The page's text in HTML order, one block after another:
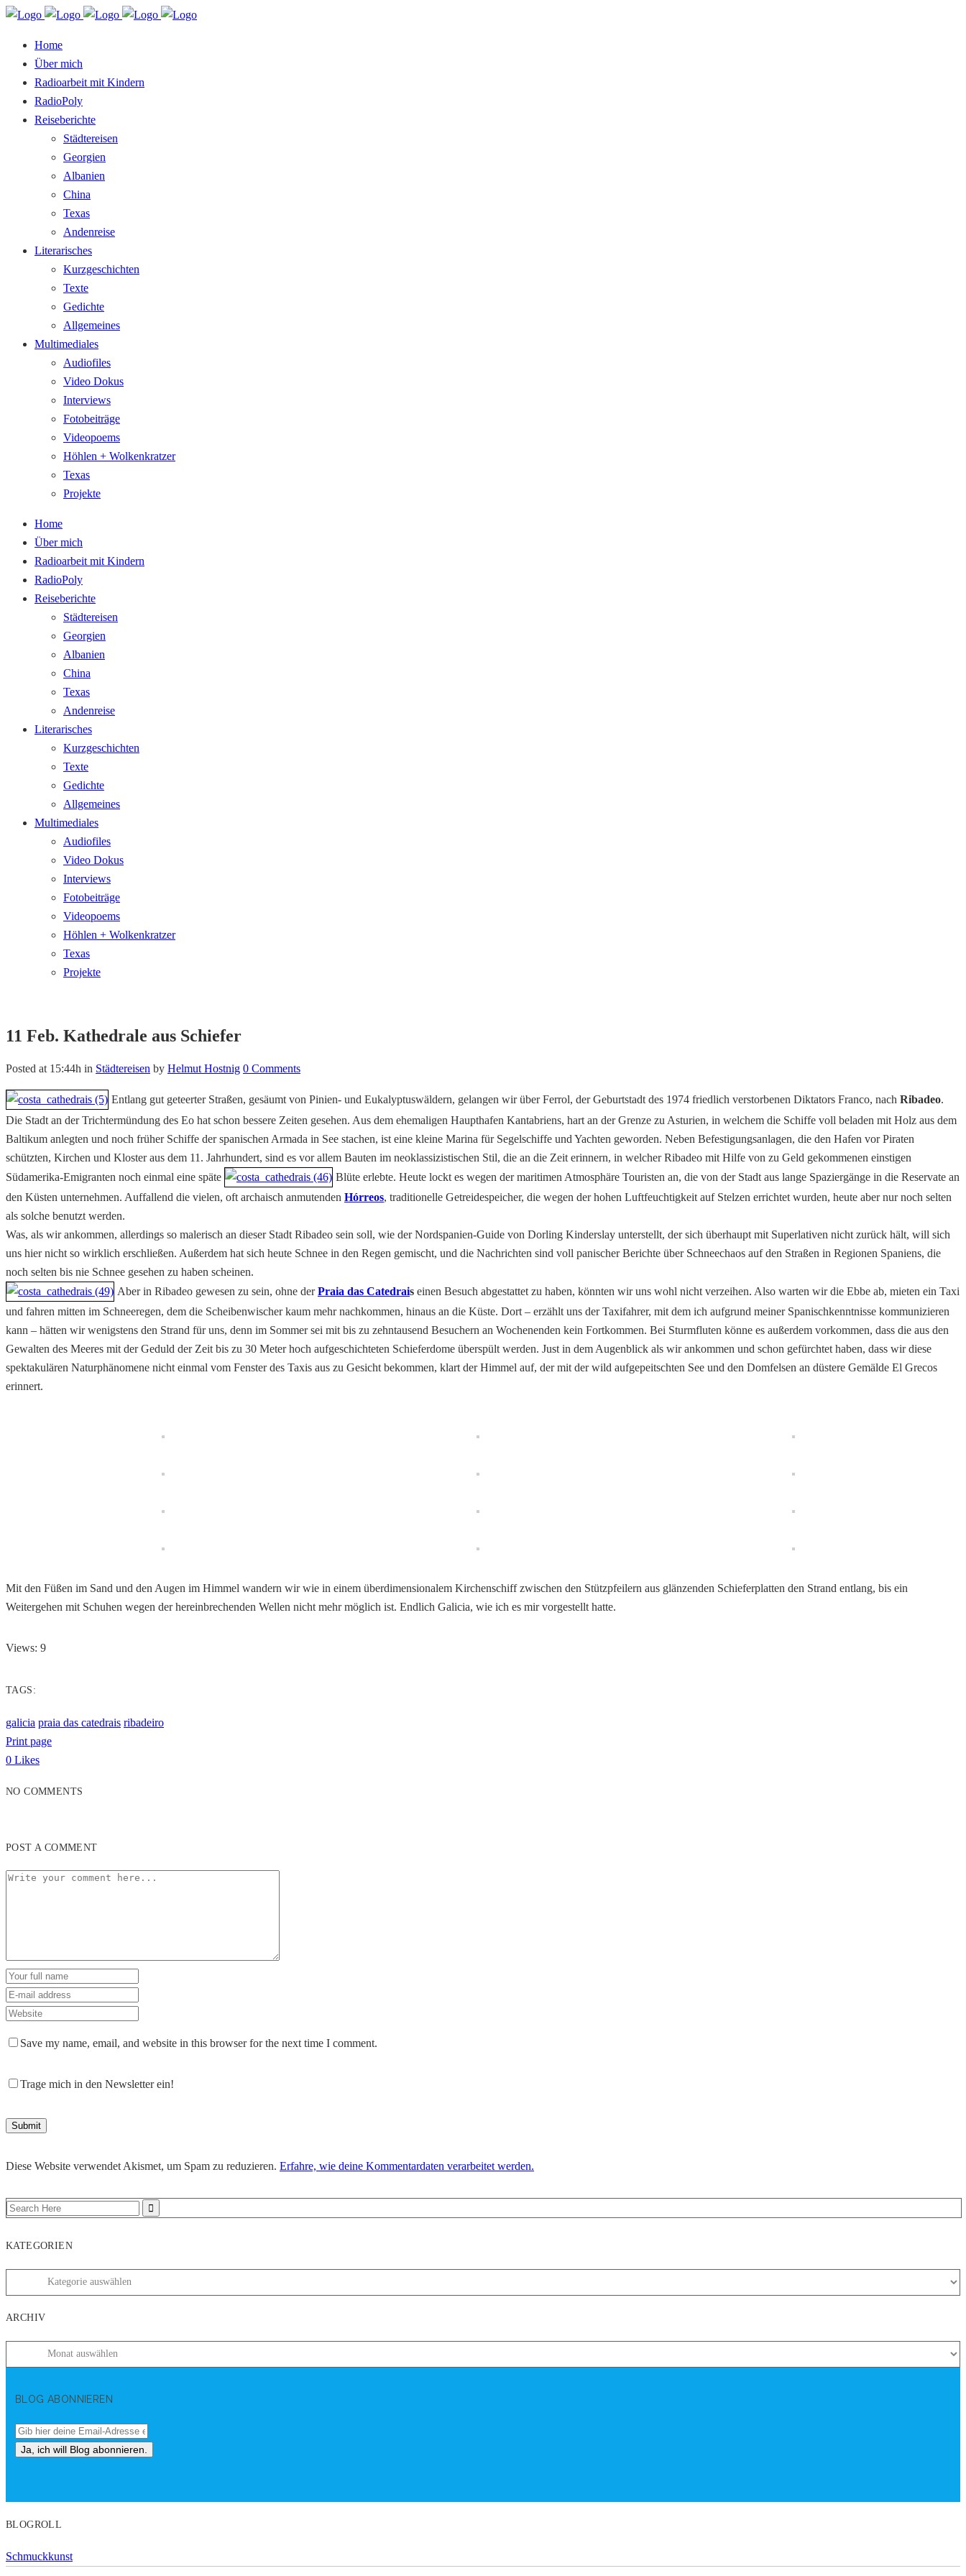
Home
Über mich
Radioarbeit mit Kindern
RadioPoly
Reiseberichte
Städtereisen
Georgien
Albanien
China
Texas
Andenreise
Literarisches
Kurzgeschichten
Texte
Gedichte
Allgemeines
Multimediales
Audiofiles
Video Dokus
Interviews
Fotobeiträge
Videopoems
Höhlen + Wolkenkratzer
Texas
Projekte
Home
Über mich
Radioarbeit mit Kindern
RadioPoly
Reiseberichte
Städtereisen
Georgien
Albanien
China
Texas
Andenreise
Literarisches
Kurzgeschichten
Texte
Gedichte
Allgemeines
Multimediales
Audiofiles
Video Dokus
Interviews
Fotobeiträge
Videopoems
Höhlen + Wolkenkratzer
Texas
Projekte
11 Feb. Kathedrale aus Schiefer
Posted at 15:44h in Städtereisen by Helmut Hostnig 0 Comments
Entlang gut geteerter Straßen, gesäumt von Pinien- und Eukalyptuswäldern, gelangen wir über Ferrol, der Geburtstadt des 1974 friedlich verstorbenen Diktators Franco, nach Ribadeo.
Die Stadt an der Trichtermündung des Eo hat schon bessere Zeiten gesehen. Aus dem ehemaligen Haupthafen Kantabriens, hart an der Grenze zu Asturien, in welchem die Schiffe voll beladen mit Holz aus dem
Baltikum anlegten und noch früher Schiffe der spanischen Armada in See stachen, ist eine kleine Marina für Segelschiffe und Yachten geworden. Neben Befestigungsanlagen, die den Hafen vor Piraten
schützten, Kirchen und Kloster aus dem 11. Jahrhundert, sind es vor allem Bauten im neoklassizistischen Stil, die an die Zeit erinnern, in welcher Ribadeo mit Hilfe von zu Geld gekommenen einstigen
Südamerika-Emigranten noch einmal eine späte
Blüte erlebte. Heute lockt es wegen der maritimen Atmosphäre Touristen an, die von der Stadt aus lange Spaziergänge in die Reservate an
den Küsten unternehmen. Auffallend die vielen, oft archaisch anmutenden Hórreos, traditionelle Getreidespeicher, die wegen der hohen Luftfeuchtigkeit auf Stelzen errichtet wurden, heute aber nur noch selten
als solche benutzt werden.
Was, als wir ankommen, allerdings so malerisch an dieser Stadt Ribadeo sein soll, wie der Nordspanien-Guide von Dorling Kinderslay unterstellt, der sich überhaupt mit Superlativen nicht zurück hält, will sich
uns hier nicht so wirklich erschließen. Außerdem hat sich heute Schnee in den Regen gemischt, und die Nachrichten sind voll panischer Berichte über Schneechaos auf den Straßen in Regionen Spaniens, die
noch selten bis nie Schnee gesehen zu haben scheinen.
Aber in Ribadeo gewesen zu sein, ohne derPraia das Catedrais einen Besuch abgestattet zu haben, könnten wir uns wohl nicht verzeihen. Also warten wir die Ebbe ab, mieten ein Taxi
und fahren mitten im Schneeregen, dem die Scheibenwischer kaum mehr nachkommen, hinaus an die Küste. Dort – erzählt uns der Taxifahrer, mit dem ich aufgrund meiner Spanischkenntnisse kommunizieren
kann – hätten wir wenigstens den Strand für uns, denn im Sommer sei mit bis zu zehntausend Besuchern an Wochenenden kein Fortkommen. Bei Sturmfluten könne es außerdem vorkommen, dass die aus den
Gewalten des Meeres mit der Geduld der Zeit bis zu 30 Meter hoch aufgeschichteten Schieferdome überspült werden. Just in dem Augenblick als wir ankommen und schon gefürchtet haben, dass wir diese
spektakulären Naturphänomene nicht einmal vom Fenster des Taxis aus zu Gesicht bekommen, klart der Himmel auf, der mit der wild aufgepeitschten See und den Domfelsen an düstere Gemälde El Grecos
erinnert.
Mit den Füßen im Sand und den Augen im Himmel wandern wir wie in einem überdimensionalem Kirchenschiff zwischen den Stützpfeilern aus glänzenden Schieferplatten den Strand entlang, bis ein
Weitergehen mit Schuhen wegen der hereinbrechenden Wellen nicht mehr möglich ist. Endlich Galicia, wie ich es mir vorgestellt hatte.
Views: 9
TAGS:
galicia praia das catedrais ribadeiro
Print page
0 Likes
NO COMMENTS
POST A COMMENT
Save my name, email, and website in this browser for the next time I comment.
Trage mich in den Newsletter ein!
Diese Website verwendet Akismet, um Spam zu reduzieren. Erfahre, wie deine Kommentardaten verarbeitet werden.
KATEGORIEN
ARCHIV
BLOG ABONNIEREN
BLOGROLL
Schmuckkunst